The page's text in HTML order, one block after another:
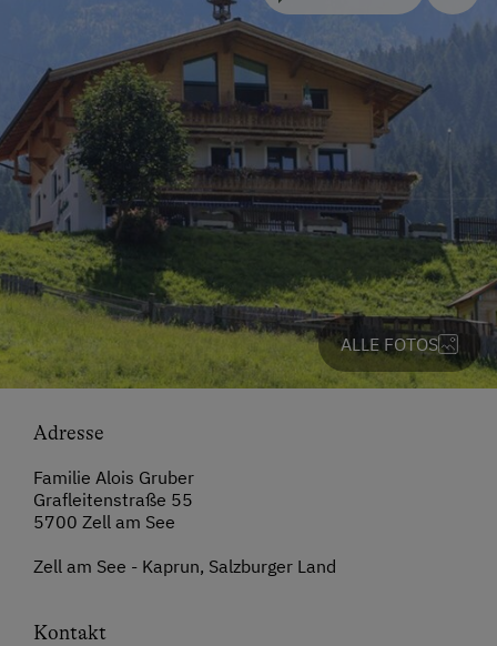
ALLE FOTOS
Adresse
Familie Alois Gruber
Grafleitenstraße 55
5700 Zell am See
Zell am See - Kaprun, Salzburger Land
Kontakt